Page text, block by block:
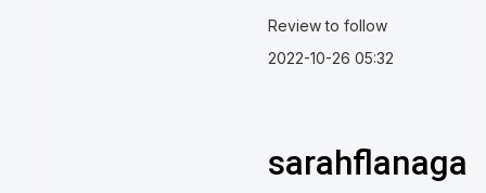
Review to follow
2022-10-26 05:32
sarahflanagan